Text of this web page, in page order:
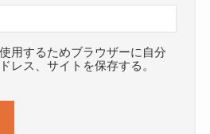
用するためブラウザーに自分
レス、サイトを保存する。